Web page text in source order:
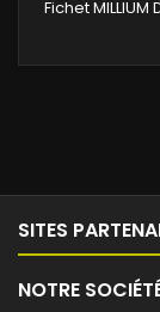
Fichet
MxB +
SITES
NOTRE